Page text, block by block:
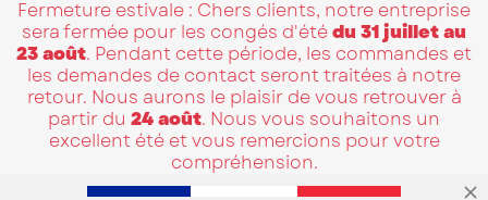
Fermeture estivale : Chers clients, notre entreprise
sera fermée pour les congés d'étédu 31 juillet au
23 août. Pendant cette période, les commandes et
les demandes de contact seront traitées à notre
retour. Nous aurons le plaisir de vous retrouver à
partir du 24 août. Nous vous souhaitons un
excellent été et vous remercions pour votre
compréhension.